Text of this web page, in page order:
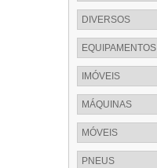
DIVERSOS
EQUIPAMENTOS
IMÓVEIS
MÁQUINAS
MÓVEIS
PNEUS